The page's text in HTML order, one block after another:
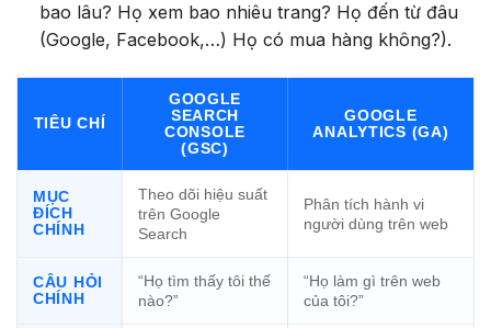
bao lâu? Họ xem bao nhiêu trang? Họ đến từ đâu
(Google, Facebook,…) Họ có mua hàng không?).
TIÊU CHÍ
GOOGLE
SEARCH
CONSOLE
(GSC)
GOOGLE
ANALYTICS (GA)
MỤC
ĐÍCH
CHÍNH
Theo dõi hiệu suất
trên Google
Search
Phân tích hành vi
người dùng trên web
CÂU HỎI
CHÍNH
“Họ tìm thấy tôi thế
nào?”
“Họ làm gì trên web
của tôi?”